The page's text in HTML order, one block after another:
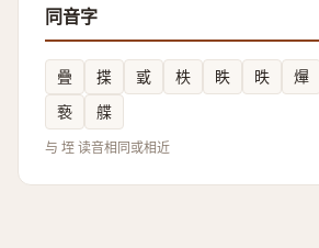
同音字
疊 揲 戜 柣 眣 昳 㷸
䙝
艓
与 垤 读音相同或相近